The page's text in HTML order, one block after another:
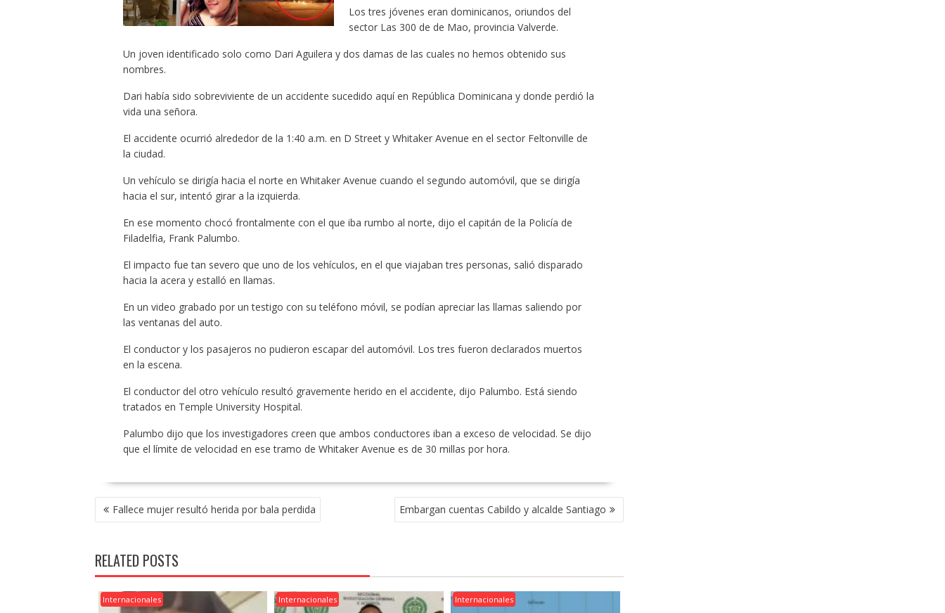
Los tres jóvenes eran dominicanos, oriundos del
sector Las 300 de de Mao, provincia Valverde.
Un joven identificado solo como Dari Aguilera y dos damas de las cuales no hemos obtenido sus
nombres.
Dari había sido sobreviviente de un accidente sucedido aquí en República Dominicana y donde perdió la
vida una señora.
El accidente ocurrió alrededor de la 1:40 a.m. en D Street y Whitaker Avenue en el sector Feltonville de
la ciudad.
Un vehículo se dirigía hacia el norte en Whitaker Avenue cuando el segundo automóvil, que se dirigía
hacia el sur, intentó girar a la izquierda.
En ese momento chocó frontalmente con el que iba rumbo al norte, dijo el capitán de la Policía de
Filadelfia, Frank Palumbo.
El impacto fue tan severo que uno de los vehículos, en el que viajaban tres personas, salió disparado
hacia la acera y estalló en llamas.
En un video grabado por un testigo con su teléfono móvil, se podían apreciar las llamas saliendo por
las ventanas del auto.
El conductor y los pasajeros no pudieron escapar del automóvil. Los tres fueron declarados muertos
en la escena.
El conductor del otro vehículo resultó gravemente herido en el accidente, dijo Palumbo. Está siendo
tratados en Temple University Hospital.
Palumbo dijo que los investigadores creen que ambos conductores iban a exceso de velocidad. Se dijo
que el límite de velocidad en ese tramo de Whitaker Avenue es de 30 millas por hora.
POST
NAVIGATION
Fallece mujer resultó herida por bala perdida Embargan cuentas Cabildo y alcalde Santiago
RELATED POSTS
Internacionales Internacionales Internacionales